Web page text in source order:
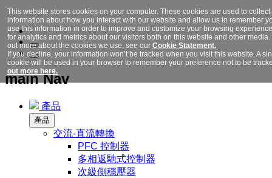
main Nav
產品
產品
交流-直流轉換
PFC 控制器
多相返馳式控制器
次級側穩壓器
This website stores cookies on your computer. These cookies are used to collect
information about how you interact with our website and allow us to remember
use this information in order to improve and customize your browsing
for analytics and metrics about our visitors both on this website and other media.
out more about the cookies we use, see our Cookie Statement.
If you decline, your information won’t be tracked when you visit this website. A
cookie will be used in your browser to remember your preference not to be
out more here.